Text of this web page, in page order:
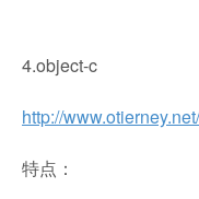
4.object-c
http://
特点：